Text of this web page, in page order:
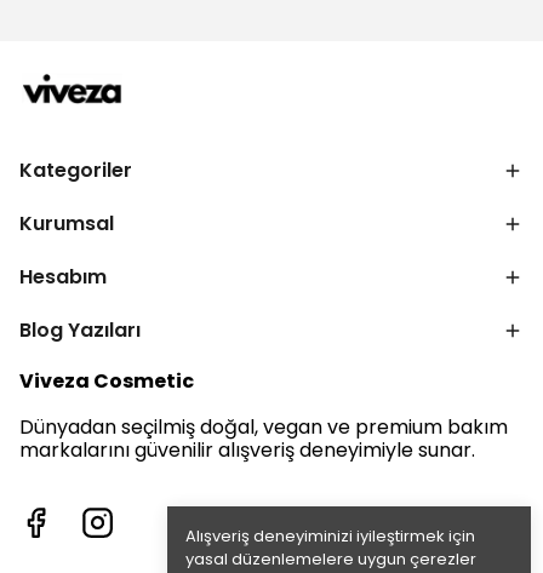
Alışveriş deneyiminizi iyileştirmek için
yasal düzenlemelere uygun çerezler
Kategoriler
Kurumsal
Hesabım
Blog Yazıları
Viveza Cosmetic
Dünyadan seçilmiş doğal, vegan ve premium bakım
markalarını güvenilir alışveriş deneyimiyle sunar.